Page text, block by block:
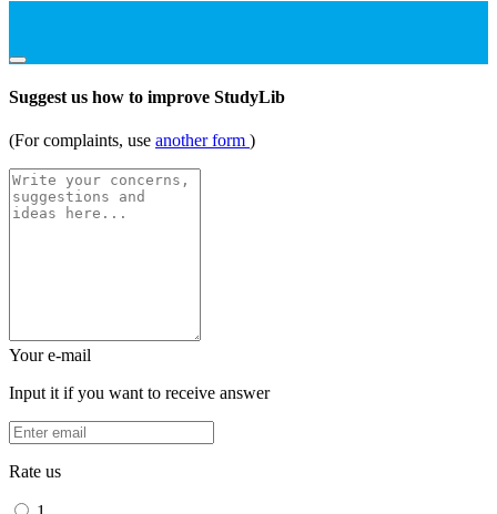
Suggest us how to improve StudyLib
(For complaints, use another form )
Your e-mail
Input it if you want to receive answer
Rate us